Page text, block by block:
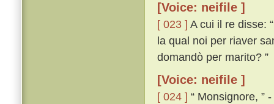
[Voice: neifile ]
[ 023 ] A cui il re disse:
la qual noi per riaver
domandò per marito? ”
[Voice: neifile ]
[ 024 ] “ Monsignore, ”